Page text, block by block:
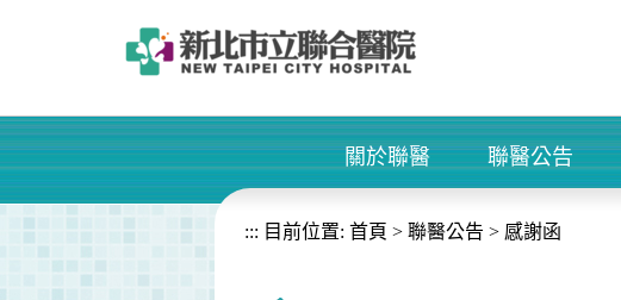
+
關於聯醫
+
聯醫公告
::: 目前位置: 首頁 > 聯醫公告 > 感謝函